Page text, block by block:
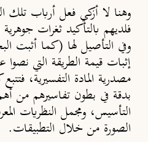
وهنا لا أزكي فعل أرباب تلك
فلديهم بالتأكيد ثغرات
وفي التأصيل لها (كما أثبت
إثبات قيمة الطريقة التي نصوا
مصدرية المادة التفسيرية،
بدقة في بطون تفاسيرهم من
التأسيس، ومجمل النظريات
الصورة من خلال التطبيقات.